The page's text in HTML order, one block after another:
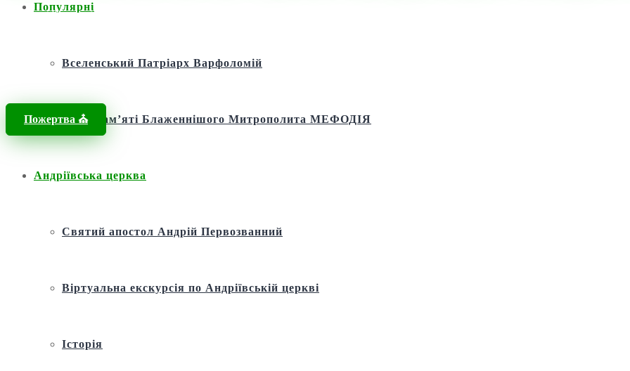
Популярні
Вселенський Патріарх Варфоломій
Фонд пам’яті Блаженнішого Митрополита МЕФОДІЯ
Андріївська церква
Святий апостол Андрій Первозванний
Віртуальна екскурсія по Андріївській церкві
Історія
Пожертва ⛪️
Головна / Новини /